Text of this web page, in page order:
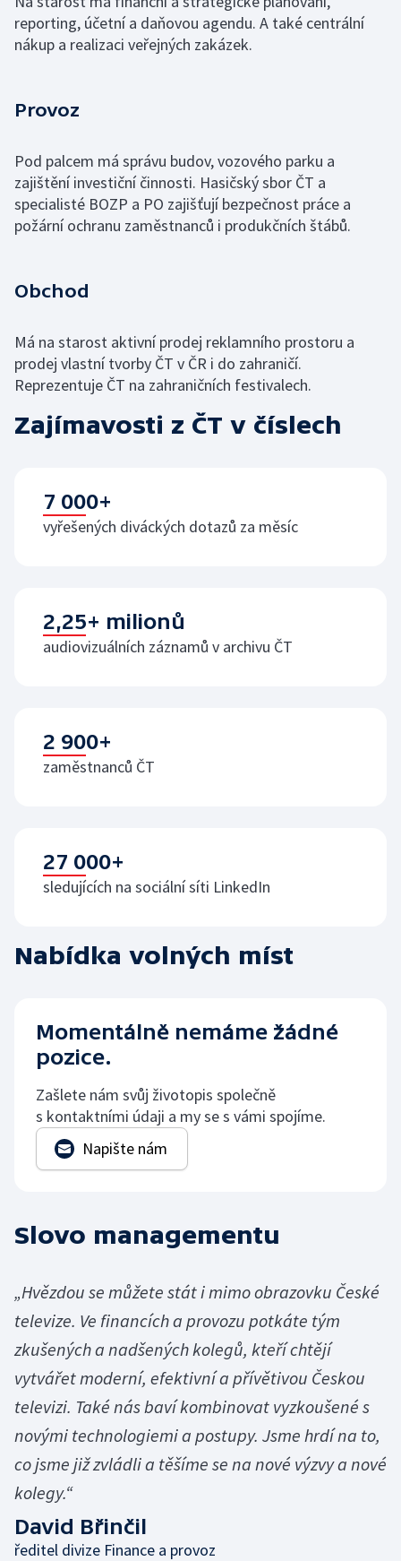
reporting, účetní a daňovou agendu. A také centrální
nákup a realizaci veřejných zakázek.
Provoz
Pod palcem má správu budov, vozového parku a
zajištění investiční činnosti. Hasičský sbor ČT a
specialisté BOZP a PO zajišťují bezpečnost práce a
požární ochranu zaměstnanců i produkčních štábů.
Obchod
Má na starost aktivní prodej reklamního prostoru a
prodej vlastní tvorby ČT v ČR i do zahraničí.
Reprezentuje ČT na zahraničních festivalech.
Zajímavosti z ČT v číslech
7 000+
vyřešených diváckých dotazů za měsíc
2,25+ milionů
audiovizuálních záznamů v archivu ČT
2 900+
zaměstnanců ČT
27 000+
sledujících na sociální síti LinkedIn
Nabídka volných míst
Momentálně nemáme žádné
pozice.
Zašlete nám svůj životopis společně
s kontaktními údaji a my se s vámi spojíme.
Napište nám
Slovo managementu
„Hvězdou se můžete stát i mimo obrazovku České
televize. Ve financích a provozu potkáte tým
zkušených a nadšených kolegů, kteří chtějí
vytvářet moderní, efektivní a přívětivou Českou
televizi. Také nás baví kombinovat vyzkoušené s
novými technologiemi a postupy. Jsme hrdí na to,
co jsme již zvládli a těšíme se na nové výzvy a nové
kolegy.“
David Břinčil
ředitel divize Finance a provoz